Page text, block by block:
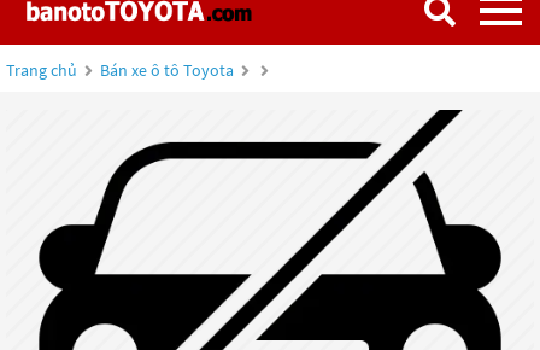
Trang chủ Bán xe ô tô Toyota